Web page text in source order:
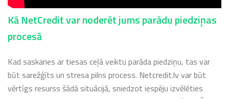
Kā NetCredit var noderēt jums parādu piedziņas
procesā
Kad saskaries ar tiesas ceļā veiktu parāda piedziņu, tas var
būt sarežģīts un stresa pilns process. Netcredit.lv var būt
vērtīgs resurss šādā situācijā, sniedzot iespēju izvēlēties